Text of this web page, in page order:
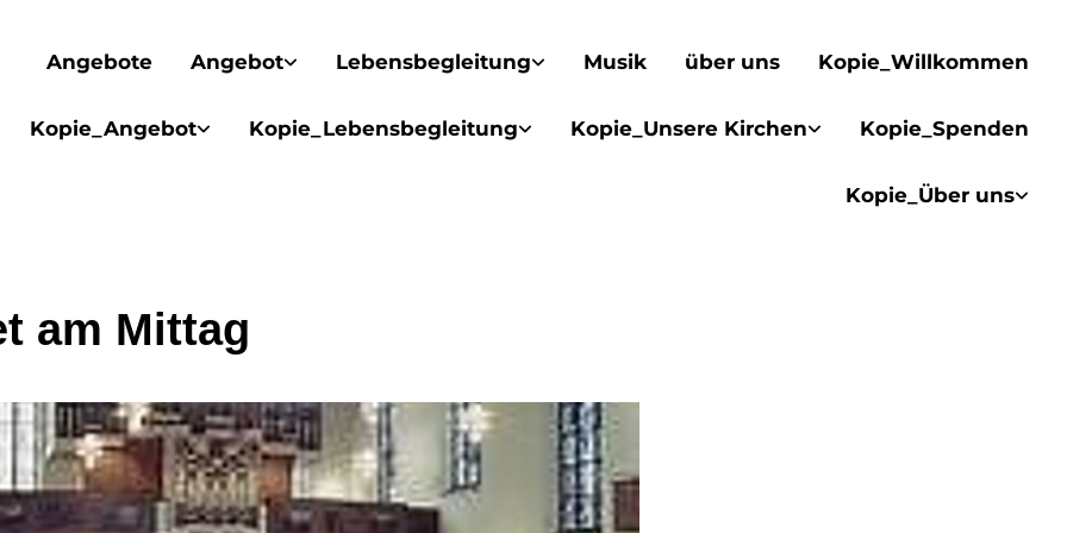
Angebote Angebot Lebensbegleitung Musik über uns Kopie_Willkommen
Kopie_Angebot Kopie_Lebensbegleitung Kopie_Unsere Kirchen Kopie_Spenden
Kopie_Über uns
am Mittag